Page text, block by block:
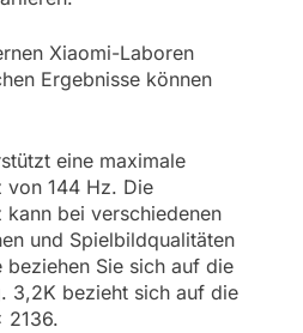
Xiaomi-Laboren
Ergebnisse können
eine maximale
von 144 Hz. Die
bei verschiedenen
und Spielbildqualitäten
Sie sich auf die
3,2K bezieht sich auf die
2136.